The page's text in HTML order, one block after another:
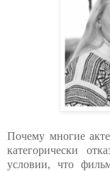
Почему многие
категорически
условии, что